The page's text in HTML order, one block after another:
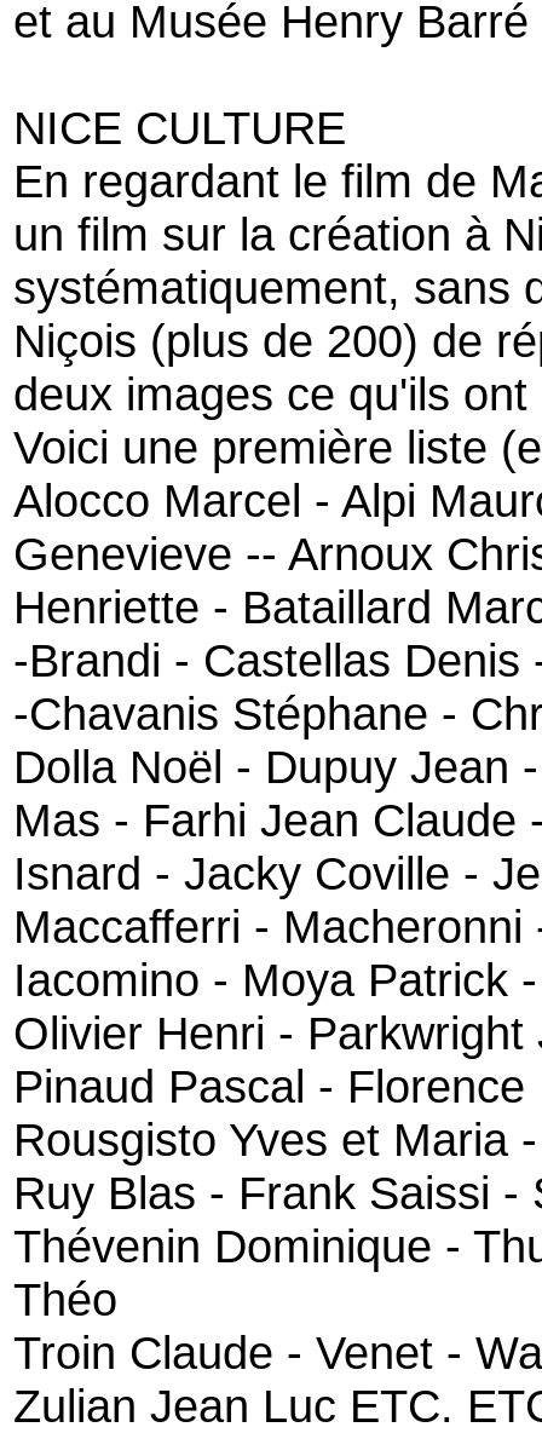
et au Musée Henry
NICE CULTURE
En regardant le film de
un film sur la création à
systématiquement, sans
Niçois (plus de 200) de
deux images ce qu'ils
Voici une première liste
Alocco Marcel - Alpi
Genevieve -- Arnoux
Henriette - Bataillard
-Brandi - Castellas
-Chavanis Stéphane -
Dolla Noël - Dupuy Jean
Mas - Farhi Jean Claude
Isnard - Jacky Coville -
Maccafferri -
Iacomino - Moya Patrick
Olivier Henri -
Pinaud Pascal -
Rousgisto Yves et Maria
Ruy Blas - Frank Saissi -
Thévenin Dominique -
Théo
Troin Claude - Venet -
Zulian Jean Luc ETC.